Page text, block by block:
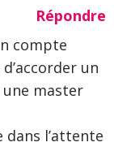
Répondre
compte
un
une master
l’attente